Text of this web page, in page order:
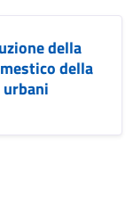
della
della